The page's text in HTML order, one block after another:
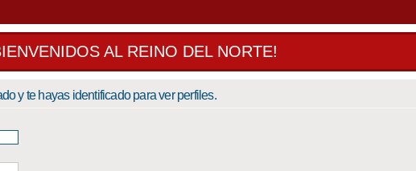
AL REINO DEL NORTE!
y te hayas identificado para ver perfiles.